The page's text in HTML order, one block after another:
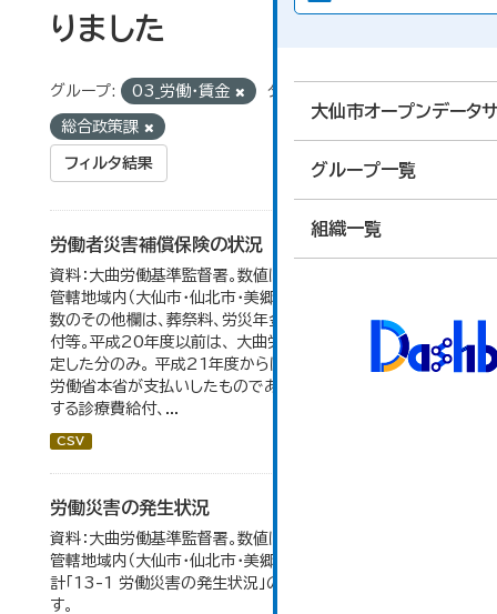
大仙市オープンデータ
グループ一覧
組織一覧
りました
グループ: 03_労働・賃金 タグ:
総合政策課
フィルタ結果
労働者災害補償保険の状況
資料：大曲労働基準監督署。数値は大曲労働基準監督署の
管轄地域内（大仙市・仙北市・美郷町）の合計。 保険給付件
数のその他欄は、葬祭料、労災年金受給者への介護補償給
付等。平成20年度以前は、 大曲労働基準監督署が支給決
定した分のみ。 平成21年度からは、業務集中化により厚生
労働省本省が支払いしたものであり、指定医療機関等に対
する診療費給付、...
CSV
労働災害の発生状況
資料：大曲労働基準監督署。数値は大曲労働基準監督署の
管轄地域内（大仙市・仙北市・美郷町）の合計。 大仙市の統
計「13-1 労働災害の発生状況」のデータを参照していま
す。